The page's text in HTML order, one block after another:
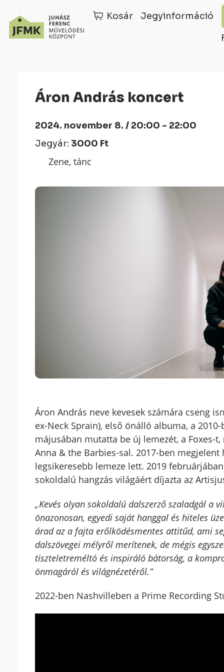
navigációhoz
Kosár Jegyinformáció
Áron András koncert
2024. november 8. / 20:00 - 22:00
Jegyár: 3000 Ft
Zene, tánc
Áron András neve kevesek számára cseng
ex-Neck Sprain), első önálló albuma, a
májusában mutatta be új lemezét, a
Anna & the Barbies-sal. 2017-ben
legsikeresebb lemeze lett. 2019
sokoldalú hangzás világáért díjazta az
„Kevés olyan sokoldalú dalszerző szaladgál a
önazonosan, egyedi saját hanggal és hiteles
árad az a fajta erőlködésmentes attitűd, ami
dalszövegei mélyről merítenek, de mégis
tiszteletreméltó és inspiráló bátorság, a
önmagáról és világnézetéről.”
2022-ben Nashvilleben a Prime Recording